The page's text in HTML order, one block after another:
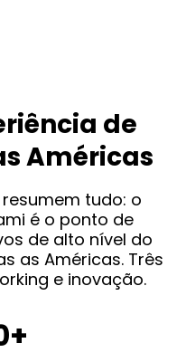
de
Américas
tudo: o
é o ponto de
de alto nível do
as Américas. Três
e inovação.